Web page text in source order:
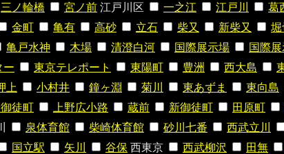
三ノ輪橋 宮ノ前 江戸川区 一之江 江戸川 葛
金町 亀有 高砂 立石 柴又 新柴又 堀
亀戸水神 木場 清澄白河 国際展示場 国際
ー 東京テレポート 東陽町 豊洲 西大島
上 小村井 鐘ヶ淵 菊川 東あずま 東向島
御徒町 上野広小路 蔵前 新御徒町 田原町
泉体育館 柴崎体育館 砂川七番 西武立川
国立駅 矢川 谷保 西東京 西武柳沢 田無